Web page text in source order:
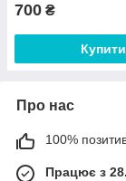
700 ₴
Купити
Про нас
100%
Працює з